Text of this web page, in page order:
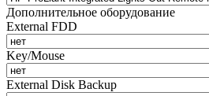
Дополнительное оборудование
External FDD
Key/Mouse
External Disk Backup